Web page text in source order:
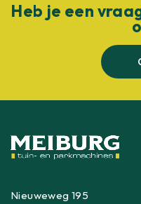
Heb je een
Nieuweweg 195